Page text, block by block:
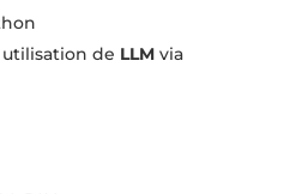
de LLMvia